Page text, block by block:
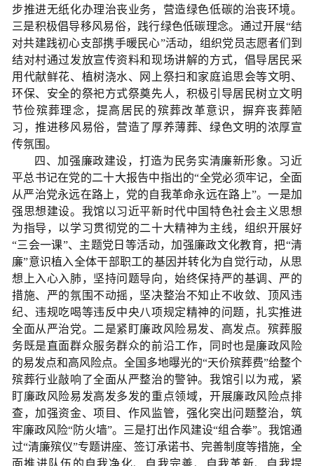
步推进无纸化办理治丧业务，营造绿色低碳的治丧环境。
三是积极倡导移风易俗，践行绿色低碳理念。通过开展“结
对共建践初心支部携手暖民心”活动，组织党员志愿者们到
结对村通过发放宣传资料和现场讲解的方式，倡导居民采
用代献鲜花、植树浇水、网上祭扫和家庭追思会等文明、
环保、安全的祭祀方式祭奠先人，积极引导居民树立文明
节俭殡葬理念，提高居民的殡葬改革意识，摒弃丧葬陋
习，推进移风易俗，营造了厚养薄葬、绿色文明的浓厚宣
传氛围。
四、加强廉政建设，打造为民务实清廉新形象。习近
平总书记在党的二十大报告中指出的“全党必须牢记，全面
从严治党永远在路上，党的自我革命永远在路上”。一是加
强思想建设。我馆以习近平新时代中国特色社会主义思想
为指导，以学习贯彻党的二十大精神为主线，组织开展好
“三会一课”、主题党日等活动，加强廉政文化教育，把“清
廉”意识植入全体干部职工的基因并转化为自觉行动，从思
想上入心入肺，坚持问题导向，始终保持严的基调、严的
措施、严的氛围不动摇，坚决整治不知止不收敛、顶风违
纪、违规吃喝等违反中央八项规定精神的问题，扎实推进
全面从严治党。二是紧盯廉政风险易发、高发点。殡葬服
务既是直面群众服务群众的前沿工作，同时也是廉政风险
的易发点和高风险点。全国多地曝光的“天价殡葬费”给整个
殡葬行业敲响了全面从严整治的警钟。我馆引以为戒，紧
盯廉政风险易发高发多发的重点领域，开展廉政风险点排
查，加强资金、项目、作风监管，强化突出问题整治，筑
牢廉政风险“防火墙”。三是打出作风建设“组合拳”。我馆通
过“清廉殡仪”专题讲座、签订承诺书、完善制度等措施，全